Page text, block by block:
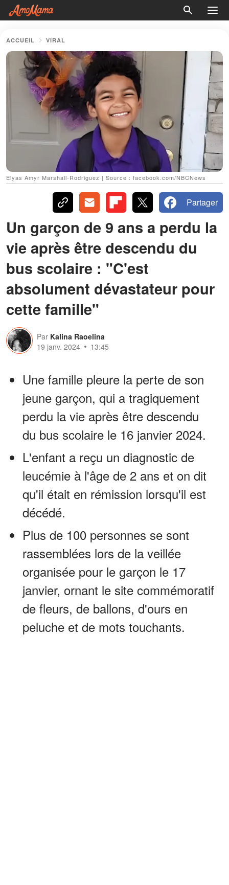
ACCUEIL VIRAL
Elyas Amyr Marshall-Rodriguez | Source : facebook.com/NBCNews
Partager
Un garçon de 9 ans a perdu la
vie après être descendu du
bus scolaire : "C'est
absolument dévastateur pour
cette famille"
Par Kalina Raoelina
19 janv. 2024
13:45
Une famille pleure la perte de son
jeune garçon, qui a tragiquement
perdu la vie après être descendu
du bus scolaire le 16 janvier 2024.
L'enfant a reçu un diagnostic de
leucémie à l'âge de 2 ans et on dit
qu'il était en rémission lorsqu'il est
décédé.
Plus de 100 personnes se sont
rassemblées lors de la veillée
organisée pour le garçon le 17
janvier, ornant le site commémoratif
de fleurs, de ballons, d'ours en
peluche et de mots touchants.